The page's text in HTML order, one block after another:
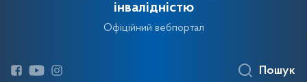
інвалідністю
Офіційний вебпортал
Пошук